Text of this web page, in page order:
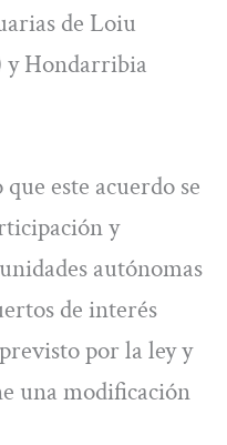
de Loiu
y Hondarribia
este acuerdo se
y
autónomas
de interés
por la ley y
una modificación